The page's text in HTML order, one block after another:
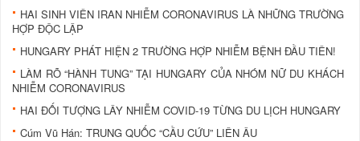
HAI SINH VIÊN IRAN NHIỄM CORONAVIRUS LÀ NHỮNG TRƯỜNG
HỢP ĐỘC LẬP
HUNGARY PHÁT HIỆN 2 TRƯỜNG HỢP NHIỄM BỆNH ĐẦU TIÊN!
LÀM RÕ “HÀNH TUNG” TẠI HUNGARY CỦA NHÓM NỮ DU KHÁCH
NHIỄM CORONAVIRUS
HAI ĐỐI TƯỢNG LÂY NHIỄM COVID-19 TỪNG DU LỊCH HUNGARY
Cúm Vũ Hán: TRUNG QUỐC “CẦU CỨU” LIÊN ÂU